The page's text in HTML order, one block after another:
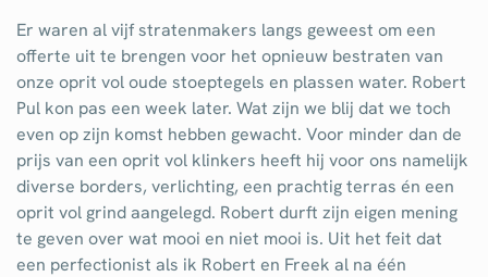
Er waren al vijf stratenmakers langs geweest om een
offerte uit te brengen voor het opnieuw bestraten van
onze oprit vol oude stoeptegels en plassen water. Robert
Pul kon pas een week later. Wat zijn we blij dat we toch
even op zijn komst hebben gewacht. Voor minder dan de
prijs van een oprit vol klinkers heeft hij voor ons namelijk
diverse borders, verlichting, een prachtig terras én een
oprit vol grind aangelegd. Robert durft zijn eigen mening
te geven over wat mooi en niet mooi is. Uit het feit dat
een perfectionist als ik Robert en Freek al na één